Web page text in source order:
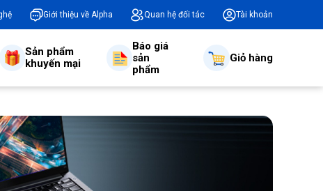
Giới thiệu về Alpha Quan hệ đối tác Tài khoản
Sản phẩm
khuyến mại
Báo giá
sản
phẩm
Giỏ hàng